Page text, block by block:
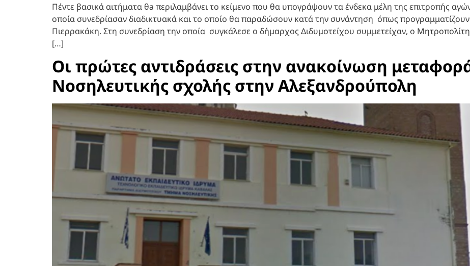
Πέντε βασικά αιτήματα θa περιλαμβάνει το κείμενο που θα υπογράψουν τα ένδεκα μέλη της επιτροπής
οποία συνεδρίασαν διαδικτυακά και το οποίο θα παραδώσουν κατά την συνάντηση όπως
Πιερρακάκη. Στη συνεδρίαση την οποία συγκάλεσε ο δήμαρχος Διδυμοτείχου συμμετείχαν, ο
[…]
Οι πρώτες αντιδράσεις στην ανακοίνωση
Νοσηλευτικής σχολής στην Αλεξανδρούπολη